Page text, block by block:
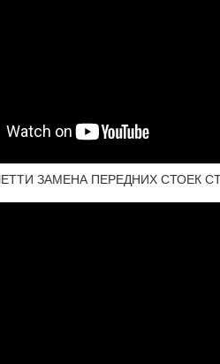
ЗАМЕНА ПЕРЕДНИХ СТОЕК